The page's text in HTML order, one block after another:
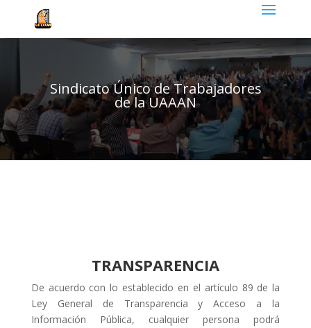
Sindicato Único de Trabajadores
de la UAAAN
TRANSPARENCIA
De acuerdo con lo establecido en el artículo 89 de la
Ley General de Transparencia y Acceso a la
Información Pública, cualquier persona podrá